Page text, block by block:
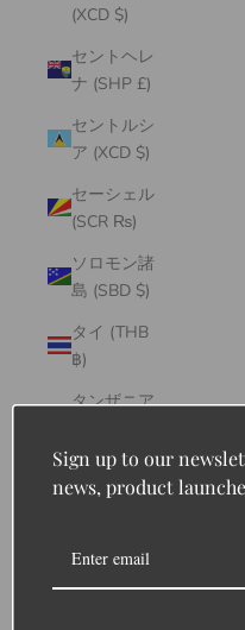
(XCD $)
セントヘレ
ナ (SHP £)
セントルシ
ア (XCD $)
セーシェル
(SCR ₨)
ソロモン諸
島 (SBD $)
タイ (THB
฿)
タンザニア
タークス・
カイコス諸
チェコ
(CZK Kč)
Sign up to our
news, product